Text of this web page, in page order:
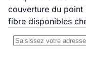
couverture du
fibre disponibles